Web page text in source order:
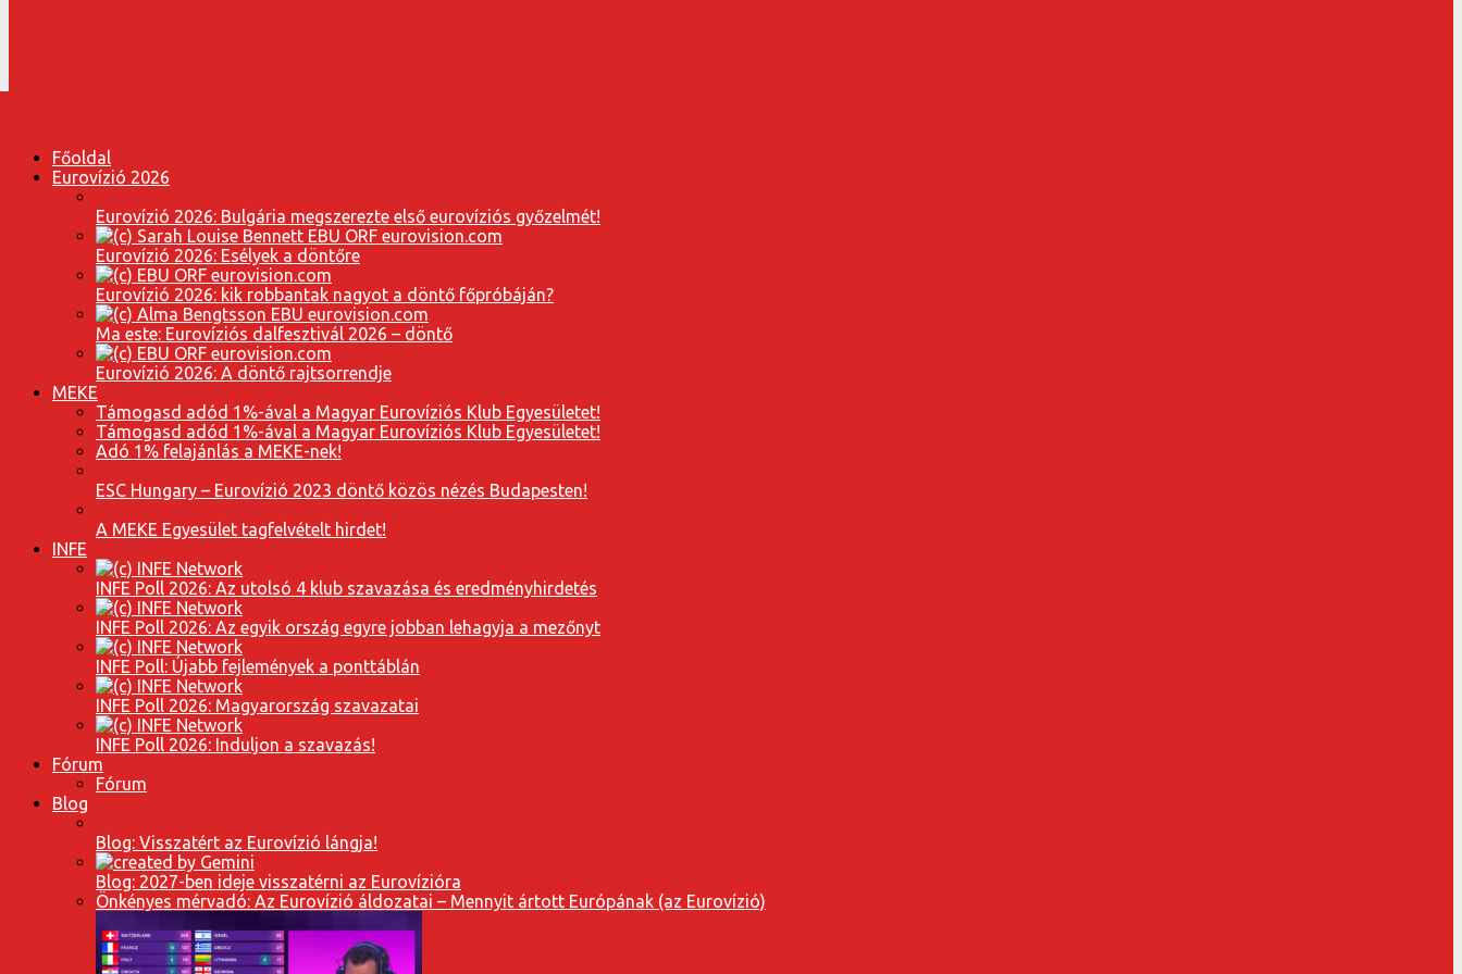
Főoldal
Eurovízió 2026
Eurovízió 2026: Bulgária megszerezte első eurovíziós győzelmét!
Eurovízió 2026: Esélyek a döntőre
Eurovízió 2026: kik robbantak nagyot a döntő főpróbáján?
Ma este: Eurovíziós dalfesztivál 2026 – döntő
Eurovízió 2026: A döntő rajtsorrendje
MEKE
Támogasd adód 1%-ával a Magyar Eurovíziós Klub Egyesületet!
Támogasd adód 1%-ával a Magyar Eurovíziós Klub Egyesületet!
Adó 1% felajánlás a MEKE-nek!
ESC Hungary – Eurovízió 2023 döntő közös nézés Budapesten!
A MEKE Egyesület tagfelvételt hirdet!
INFE
INFE Poll 2026: Az utolsó 4 klub szavazása és eredményhirdetés
INFE Poll 2026: Az egyik ország egyre jobban lehagyja a mezőnyt
INFE Poll: Újabb fejlemények a ponttáblán
INFE Poll 2026: Magyarország szavazatai
INFE Poll 2026: Induljon a szavazás!
Fórum
Fórum
Blog
Blog: Visszatért az Eurovízió lángja!
Blog: 2027-ben ideje visszatérni az Eurovízióra
Önkényes mérvadó: Az Eurovízió áldozatai – Mennyit ártott Európának (az Eurovízió)